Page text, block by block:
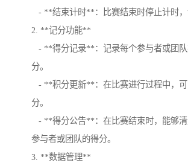
- **结束计时**：比赛结束时停止计时，
2. **记分功能**
- **得分记录**：记录每个参与者或团
分。
- **积分更新**：在比赛进行过程中，
分。
- **得分公告**：在比赛结束时，能够
参与者或团队的得分。
3. **数据管理**